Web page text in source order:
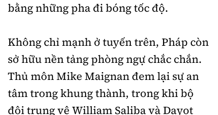
bằng những pha đi bóng tốc độ.
Không chỉ mạnh ở tuyến trên, Pháp còn
sở hữu nền tảng phòng ngự chắc chắn.
Thủ môn Mike Maignan đem lại sự an
tâm trong khung thành, trong khi bộ
đôi trung vệ William Saliba và Dayot